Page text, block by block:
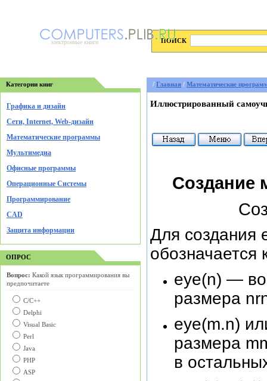
электронные книги ПОИСК
Категории книг
Графика и дизайн
Cети, Internet, Web-дизайн
Математические программы
Мультимедиа
Офисные программы
Операционные Системы
Программирование
CAD
Защита информации
ОПРОС
Вопрос: Какой язык программирования вы
предпочитаете
С/C++
Delphi
Visual Basic
Perl
Java
PHP
ASP
/ Главная / Математические
Иллюстрированный
Создание
Для создания
обозначается
еуе(n) —
размера
eye(m.n)
размера
в